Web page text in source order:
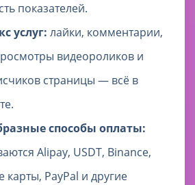
показателей.
услуг: лайки, комментарии,
видеороликов и
страницы — всё в
способы оплаты:
Alipay, USDT, Binance,
карты, PayPal и другие